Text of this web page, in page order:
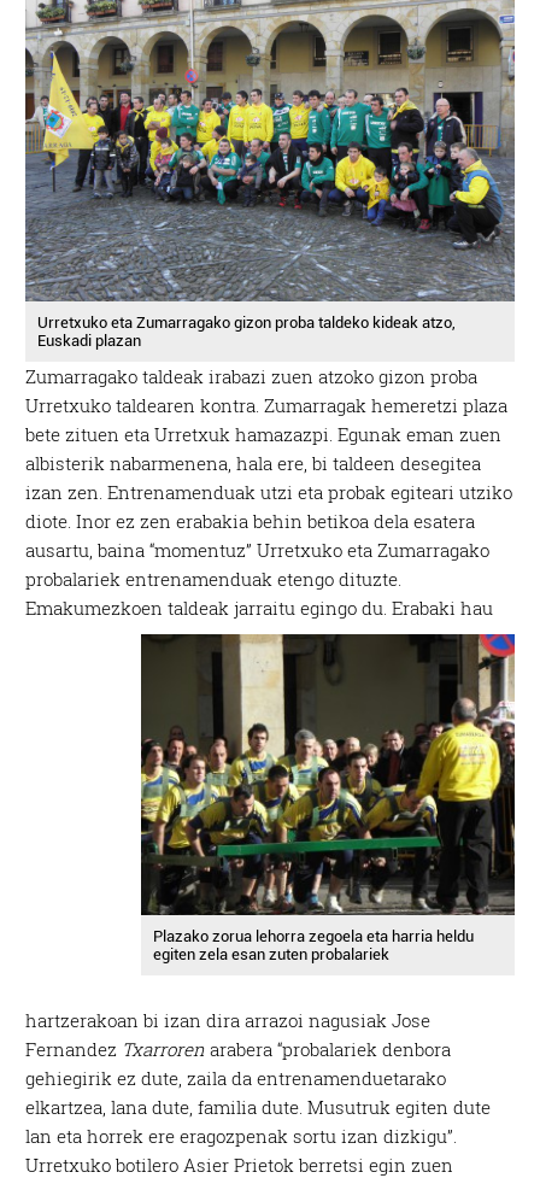
Urretxuko eta Zumarragako gizon proba taldeko kideak atzo,
Euskadi plazan
Zumarragako taldeak irabazi zuen atzoko gizon proba
Urretxuko taldearen kontra. Zumarragak hemeretzi plaza
bete zituen eta Urretxuk hamazazpi. Egunak eman zuen
albisterik nabarmenena, hala ere, bi taldeen desegitea
izan zen. Entrenamenduak utzi eta probak egiteari utziko
diote. Inor ez zen erabakia behin betikoa dela esatera
ausartu, baina “momentuz” Urretxuko eta Zumarragako
probalariek entrenamenduak etengo dituzte.
Emakumezkoen taldeak jarraitu egingo du.
Plazako zorua lehorra zegoela eta harria heldu
egiten zela esan zuten probalariek
Erabaki hau
hartzerakoan bi izan dira arrazoi nagusiak Jose
Fernandez Txarroren arabera “probalariek denbora
gehiegirik ez dute, zaila da entrenamenduetarako
elkartzea, lana dute, familia dute. Musutruk egiten dute
lan eta horrek ere eragozpenak sortu izan dizkigu”.
Urretxuko botilero Asier Prietok berretsi egin zuen